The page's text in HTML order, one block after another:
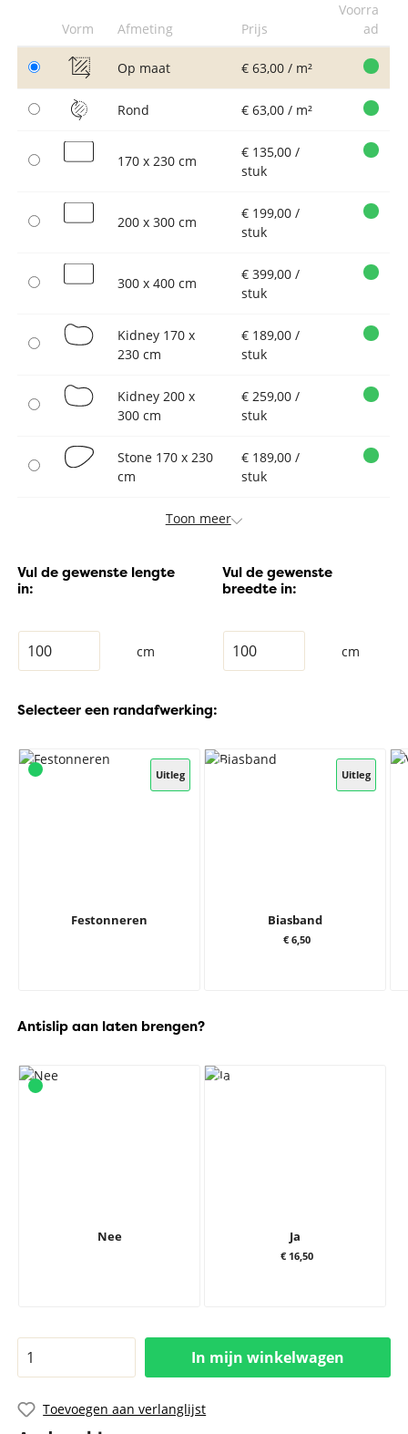
Vorm Afmeting Prijs
Voorra
ad
Op maat € 63,00 / m²
Rond € 63,00 / m²
170 x 230 cm
€ 135,00 /
stuk
200 x 300 cm
€ 199,00 /
stuk
300 x 400 cm
€ 399,00 /
stuk
Kidney 170 x
230 cm
€ 189,00 /
stuk
Kidney 200 x
300 cm
€ 259,00 /
stuk
Stone 170 x 230
cm
€ 189,00 /
stuk
Toon meer
Vul de gewenste lengte
in:
cm
Vul de gewenste
breedte in:
cm
Selecteer een randafwerking:
Uitleg
Festonneren
Uitleg
Biasband
€ 6,50
Antislip aan laten brengen?
Nee Ja
€ 16,50
In mijn winkelwagen
Toevoegen aan verlanglijst